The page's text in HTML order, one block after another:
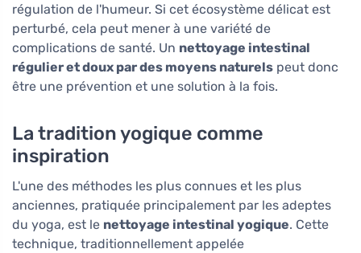
régulation de l'humeur. Si cet écosystème délicat est
perturbé, cela peut mener à une variété de
complications de santé. Un nettoyage intestinal
régulier et doux par des moyens naturels peut donc
être une prévention et une solution à la fois.
La tradition yogique comme
inspiration
L'une des méthodes les plus connues et les plus
anciennes, pratiquée principalement par les adeptes
du yoga, est le nettoyage intestinal yogique. Cette
technique, traditionnellement appelée